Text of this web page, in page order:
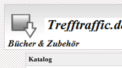
Katalog